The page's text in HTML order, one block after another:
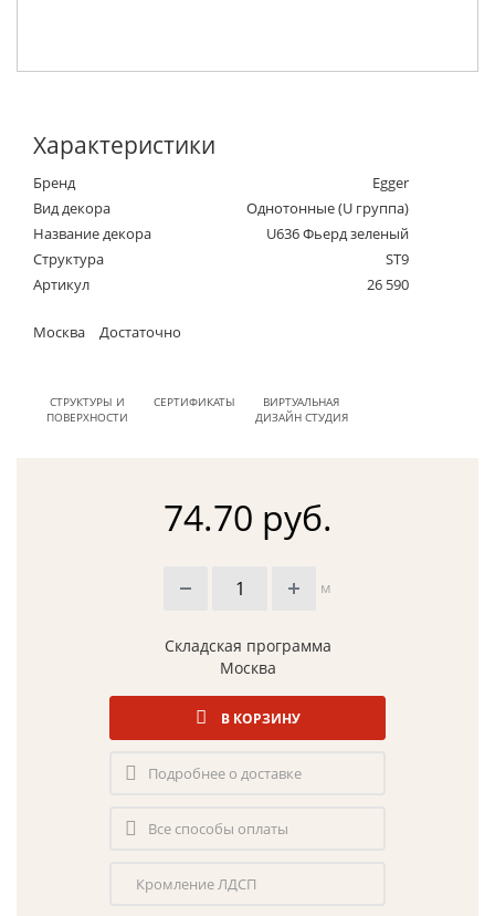
Характеристики
Бренд
Egger
Вид декора
Однотонные (U группа)
Название декора
U636 Фьерд зеленый
Структура
ST9
Артикул
26 590
Москва Достаточно
СТРУКТУРЫ И
ПОВЕРХНОСТИ
СЕРТИФИКАТЫ
ВИРТУАЛЬНАЯ
ДИЗАЙН СТУДИЯ
74.70 руб.
м
Складская программа
Москва
В КОРЗИНУ
Подробнее о доставке
Все способы оплаты
Кромление ЛДСП